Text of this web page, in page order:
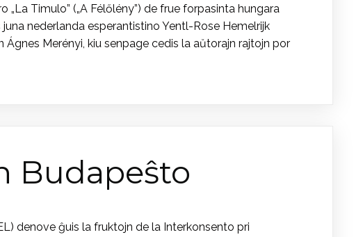
Timulo” („A Félőlény”) de frue forpasinta hungara
nederlanda esperantistino Yentl-Rose Hemelrijk
Merényi, kiu senpage cedis la aŭtorajn rajtojn por
Budapeŝto
denove ĝuis la fruktojn de la Interkonsento pri